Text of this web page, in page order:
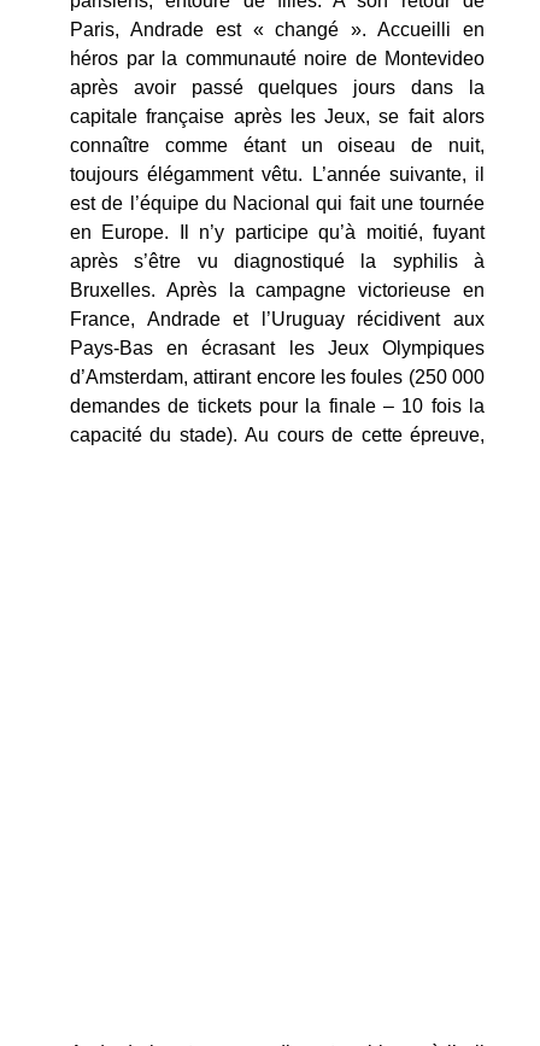
Paris, Andrade est « changé ». Accueilli en
héros par la communauté noire de Montevideo
après avoir passé quelques jours dans la
capitale française après les Jeux, se fait alors
connaître comme étant un oiseau de nuit,
toujours élégamment vêtu. L’année suivante, il
est de l’équipe du Nacional qui fait une tournée
en Europe. Il n’y participe qu’à moitié, fuyant
après s’être vu diagnostiqué la syphilis à
Bruxelles. Après la campagne victorieuse en
France, Andrade et l’Uruguay récidivent aux
Pays-Bas en écrasant les Jeux Olympiques
d’Amsterdam, attirant encore les foules (250 000
demandes de tickets pour la finale – 10 fois la
capacité du stade).Au cours de cette épreuve,